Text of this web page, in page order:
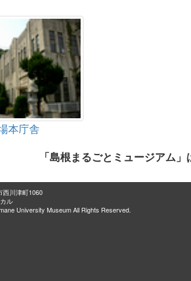
本庁舎
「島根まるごとミュージアム
西川津町1060
ル
University Museum All Rights Reserved.